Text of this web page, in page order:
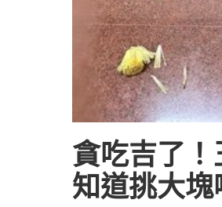
貪吃吉了
知道挑大塊